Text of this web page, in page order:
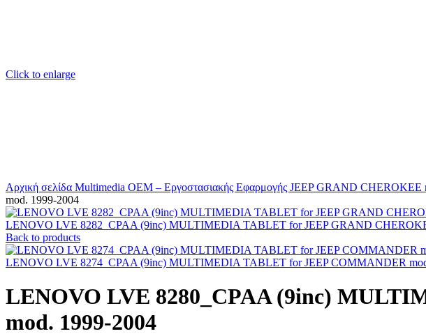
Click to enlarge
Αρχική σελίδα Multimedia OEM – Εργοστασιακής Εφαρμογής JEEPGRAND CHEROKEE
mod. 1999-2004
LENOVO LVE 8282_CPAA (9inc) MULTIMEDIA TABLET for JEEP GRAND
Back to products
LENOVO LVE 8274_CPAA (9inc) MULTIMEDIA TABLET for JEEP COMMANDER
LENOVO LVE 8280_CPAA (9inc)
mod. 1999-2004